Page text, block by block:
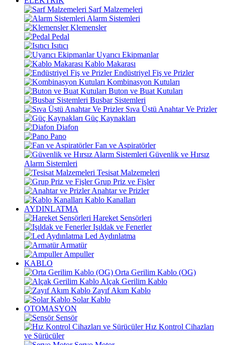
Sarf Malzemeleri
Alarm Sistemleri
Klemensler
Pedal
Isıtıcı
Uyarıcı Ekipmanlar
Kablo Makarası
Endüstriyel Fiş ve Prizler
Kombinasyon Kutuları
Buton ve Buat Kutuları
Busbar Sistemleri
Sıva Üstü Anahtar Ve Prizler
Güç Kaynakları
Diafon
Pano
Fan ve Aspiratörler
Güvenlik ve Hırsız
Alarm Sistemleri
Tesisat Malzemeleri
Grup Priz ve Fişler
Anahtar ve Prizler
Kablo Kanalları
AYDINLATMA
Hareket Sensörleri
Işıldak ve Fenerler
Led Aydınlatma
Armatür
Ampuller
KABLO
Orta Gerilim Kablo (OG)
Alçak Gerilim Kablo
Zayıf Akım Kablo
Solar Kablo
OTOMASYON
Sensör
Hız Kontrol Cihazları
ve Sürücüler